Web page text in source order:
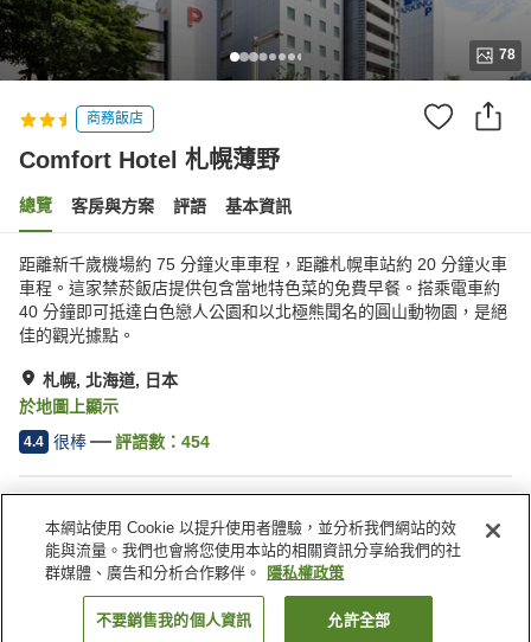
78
商務飯店
Comfort Hotel 札幌薄野
總覽 客房與方案 評語 基本資訊
距離新千歲機場約 75 分鐘火車車程，距離札幌車站約 20 分鐘火車
車程。這家禁菸飯店提供包含當地特色菜的免費早餐。搭乘電車約
40 分鐘即可抵達白色戀人公園和以北極熊聞名的圓山動物園，是絕
佳的觀光據點。
札幌, 北海道, 日本
於地圖上顯示
4.4 很棒 評語數： 454
停車場
自動販賣機
付費洗衣房
宅配服務
日本 北海道 札幌 Comfort Hotel 札幌薄野
找客房
本網站使用 Cookie 以提升使用者體驗，並分析我們網站的效
能與流量。我們也會將您使用本站的相關資訊分享給我們的社
群媒體、廣告和分析合作夥伴。
隱私權政策
不要銷售我的個人資訊 允許全部